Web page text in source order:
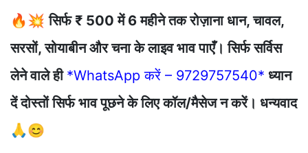
🔥💥सिर्फ ₹ 500 में 6 महीने तक रोज़ाना धान, चावल,
सरसों, सोयाबीन और चना के लाइव भाव पाएँ। सिर्फ सर्विस
लेने वाले ही *WhatsApp करें – 9729757540* ध्यान
दें दोस्तों सिर्फ भाव पूछने के लिए कॉल/मैसेज न करें। धन्यवाद
🙏😊